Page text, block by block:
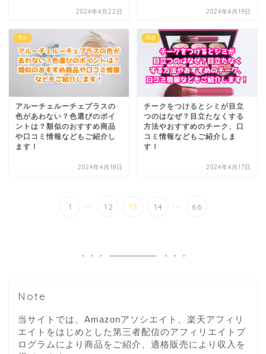
2024年4月22日 2024年4月19日
美容
アルーチェルーチェプラスの
色があわない？色選びのポイ
ントは？類似のおすすめ商品
や口コミ情報などもご紹介し
ます！
2024年4月18日
美容
チークをつけるとシミが目立
つのはなぜ？目立たなくする
方法やおすすめのチーク、口
コミ情報などもご紹介しま
す！
2024年4月17日
1 ... 12 13 14 ... 66
Note
当サイトでは、Amazonアソシエイト、楽天アフィリ
エイトをはじめとした第三者配信のアフィリエイトプ
ログラムにより商品をご紹介、適格販売により収入を